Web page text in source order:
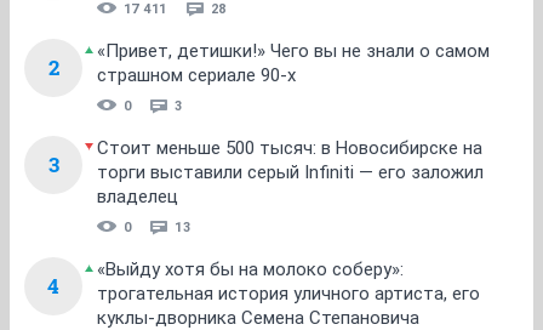
17 411 28
2
«Привет, детишки!» Чего вы не знали о самом
страшном сериале 90-х
0 3
3
Стоит меньше 500 тысяч: в Новосибирске на
торги выставили серый Infiniti — его заложил
владелец
0 13
4
«Выйду хотя бы на молоко соберу»:
трогательная история уличного артиста, его
куклы-дворника Семена Степановича